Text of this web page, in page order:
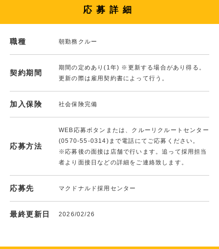
応募詳細
職種 朝勤務クルー
契約期間
期間の定めあり(1年) ※更新する場合があり得る。
更新の際は雇用契約書によって行う。
加入保険 社会保険完備
応募方法
WEB応募ボタンまたは、クルーリクルートセンター
(0570-55-0314)まで電話にてご応募ください。
※応募後の面接は店舗で行います。追って採用担当
者より面接日などの詳細をご連絡致します。
応募先 マクドナルド採用センター
最終更新日 2026/02/26